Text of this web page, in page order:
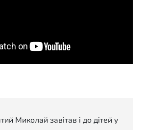
Миколай завітав і до дітей у